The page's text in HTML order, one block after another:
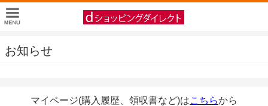
お知らせ
マイページ(購入履歴、領収書など)はこちらから